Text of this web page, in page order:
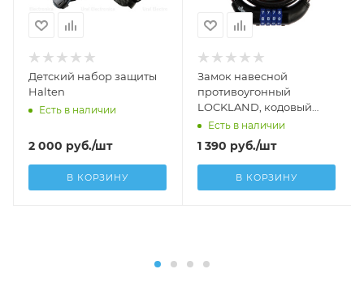
Детский набор защиты
Halten
Есть в наличии
2 000 руб./шт
В КОРЗИНУ
Замок навесной
противоугонный
LOCKLAND, кодовый
12х1000 мм
Есть в наличии
1 390 руб./шт
В КОРЗИНУ